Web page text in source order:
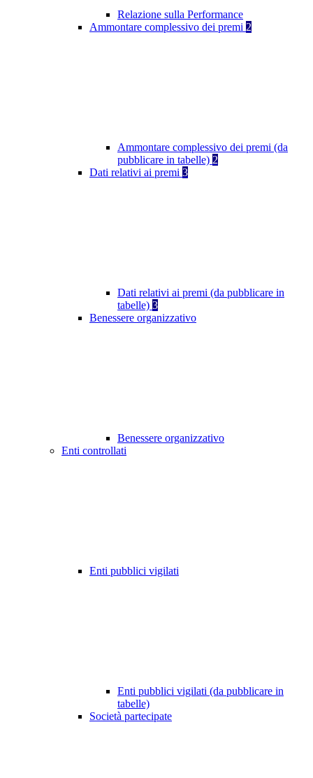
Relazione sulla Performance
Ammontare complessivo dei premi 2
Ammontare complessivo dei premi (da
pubblicare in tabelle) 2
Dati relativi ai premi 3
Dati relativi ai premi (da pubblicare in
tabelle) 3
Benessere organizzativo
Benessere organizzativo
Enti controllati
Enti pubblici vigilati
Enti pubblici vigilati (da pubblicare in
tabelle)
Società partecipate